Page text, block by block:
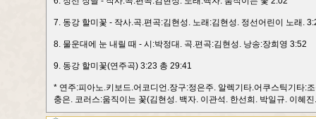
7. 동강 할미꽃 - 작사.곡.편곡:김현성. 노래:김현성. 정선어린이 노래.
8. 물운대에 눈 내릴 때 - 시:박정대. 곡.편곡:김현성. 낭송:장희영 3:52
9. 동강 할미꽃(연주곡) 3:23 총 29:41
* 연주:피아노.키보드.어코디언.장구:정은주. 알렉기타.어쿠스틱기타:
충은. 코러스:움직이는 꽃(김현성. 백자. 이관석. 한선희. 박일규. 이혜진